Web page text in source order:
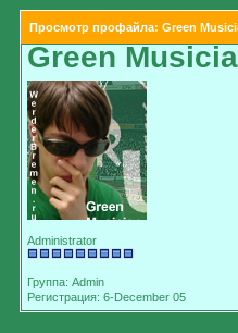
Просмотр профайла: Green
Green
Administrator
Группа: Admin
Регистрация: 6-December 05